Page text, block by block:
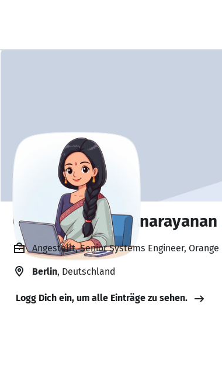
Geethakala Surianarayanan
Angestellt, Senior Systems Engineer, Orange
Berlin, Deutschland
Logg Dich ein, um alle Einträge zu sehen.